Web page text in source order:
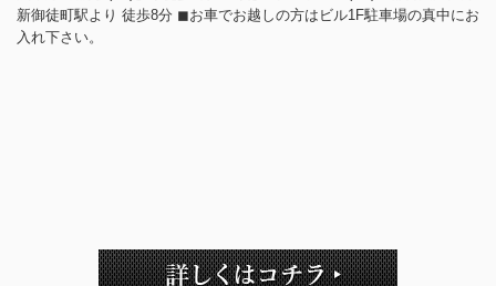
新御徒町駅より 徒歩8分 ◼︎お車でお越しの方はビル1F駐車場の真中にお
入れ下さい。